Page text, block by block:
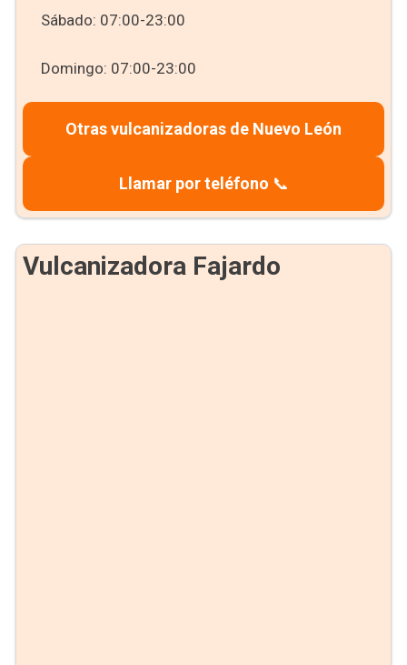
Sábado: 07:00-23:00
Domingo: 07:00-23:00
Otras vulcanizadoras de Nuevo León
Llamar por teléfono 📞
Vulcanizadora Fajardo